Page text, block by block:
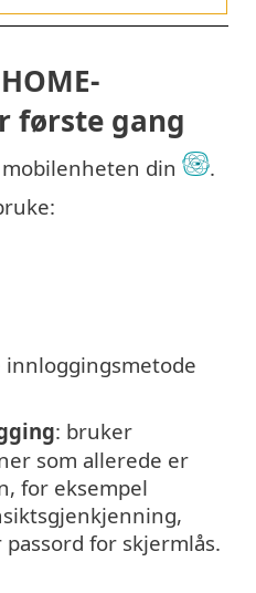
første gang
mobilenheten din
.
: bruker
som allerede er
for eksempel
for skjermlås.